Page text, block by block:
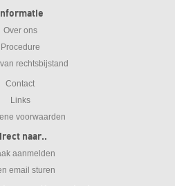
Informatie
Over ons
Procedure
rechtsbijstand
Contact
Links
voorwaarden
naar..
aanmelden
email sturen